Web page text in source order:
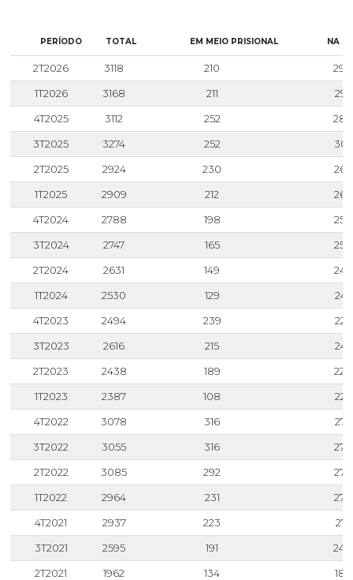
PERÍODO TOTAL EM MEIO PRISIONAL NA
2T2026 3118 210
1T2026
3168 211
4T2025
3112 252
3T2025
3274 252
2T2025
2924 230
1T2025
2909 212
4T2024
2788 198
3T2024
2747 165
2T2024
2631 149
1T2024
2530 129
4T2023
2494 239
3T2023
2616 215
2T2023
2438 189
1T2023
2387 108
4T2022
3078 316
3T2022
3055 316
2T2022
3085 292
1T2022
2964 231
4T2021
2937 223
3T2021
2595 191
2T2021
1962 134